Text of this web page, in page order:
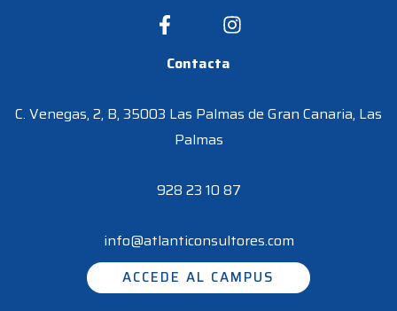
Contacta
C. Venegas, 2, B, 35003 Las Palmas de Gran Canaria, Las
Palmas
928 23 10 87
info@atlanticonsultores.com
ACCEDE AL CAMPUS